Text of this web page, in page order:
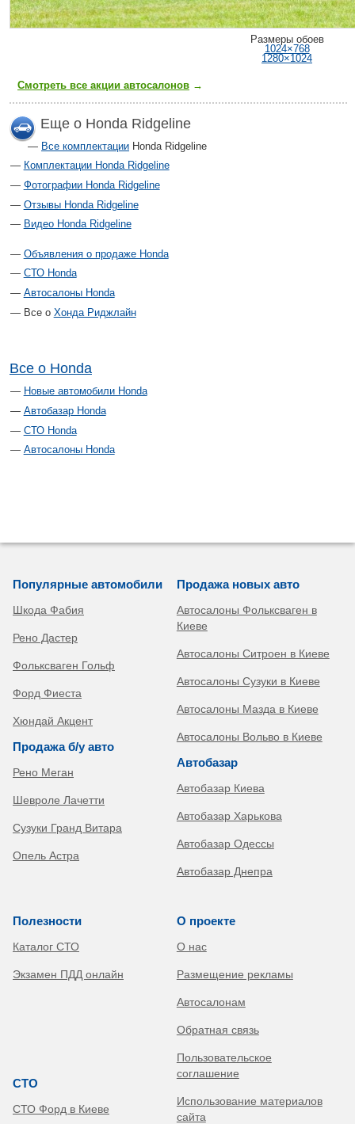
Размеры обоев
1024×768
1280×1024
Смотреть все акции автосалонов →
Еще о Honda Ridgeline
Все комплектации Honda Ridgeline
Комплектации Honda Ridgeline
Фотографии Honda Ridgeline
Отзывы Honda Ridgeline
Видео Honda Ridgeline
Объявления о продаже Honda
СТО Honda
Автосалоны Honda
Все о Хонда Риджлайн
Все о Honda
Новые автомобили Honda
Автобазар Honda
СТО Honda
Автосалоны Honda
Популярные автомобили
Шкода Фабия
Рено Дастер
Фольксваген Гольф
Форд Фиеста
Хюндай Акцент
Продажа б/у авто
Рено Меган
Шевроле Лачетти
Сузуки Гранд Витара
Опель Астра
Продажа новых авто
Автосалоны Фольксваген в
Киеве
Автосалоны Ситроен в Киеве
Автосалоны Сузуки в Киеве
Автосалоны Мазда в Киеве
Автосалоны Вольво в Киеве
Автобазар
Автобазар Киева
Автобазар Харькова
Автобазар Одессы
Автобазар Днепра
Полезности
Каталог СТО
Экзамен ПДД онлайн
СТО
СТО Форд в Киеве
О проекте
О нас
Размещение рекламы
Автосалонам
Обратная связь
Пользовательское
соглашение
Использование материалов
сайта